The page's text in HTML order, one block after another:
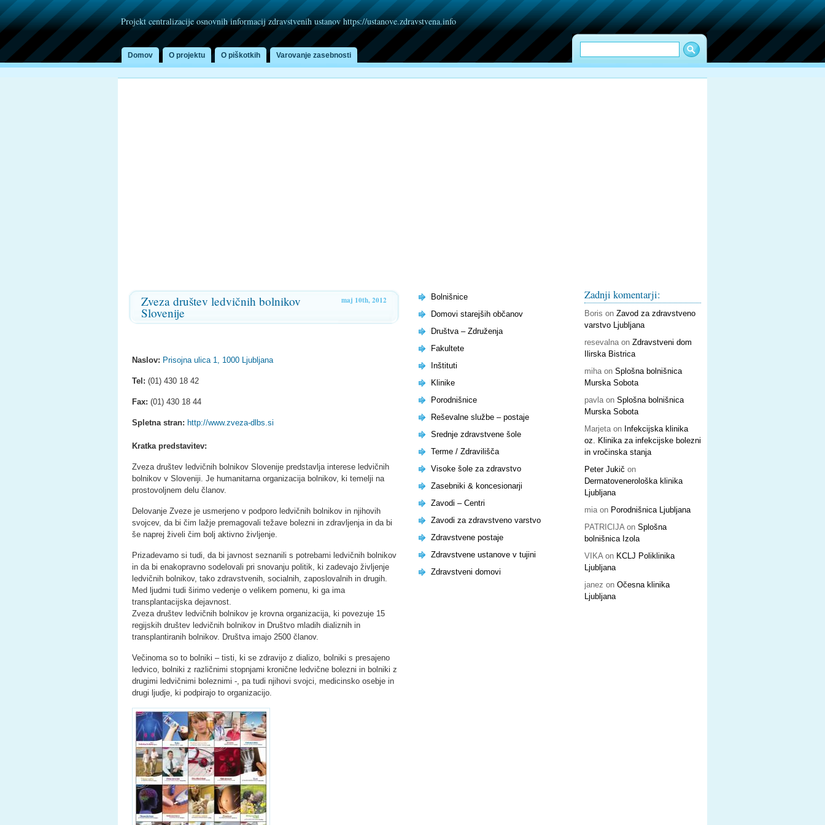
Projekt centralizacije osnovnih informacij zdravstvenih ustanov https://ustanove.zdravstvena.info
Domov O projektu O piškotkih Varovanje zasebnosti
maj 10th, 2012
Zveza društev ledvičnih bolnikov
Slovenije
Naslov: Prisojna ulica 1, 1000 Ljubljana
Tel: (01) 430 18 42
Fax: (01) 430 18 44
Spletna stran: http://www.zveza-dlbs.si
Kratka predstavitev:
Zveza društev ledvičnih bolnikov Slovenije predstavlja interese ledvičnih
bolnikov v Sloveniji. Je humanitarna organizacija bolnikov, ki temelji na
prostovoljnem delu članov.
Delovanje Zveze je usmerjeno v podporo ledvičnih bolnikov in njihovih
svojcev, da bi čim lažje premagovali težave bolezni in zdravljenja in da bi
še naprej živeli čim bolj aktivno življenje.
Prizadevamo si tudi, da bi javnost seznanili s potrebami ledvičnih bolnikov
in da bi enakopravno sodelovali pri snovanju politik, ki zadevajo življenje
ledvičnih bolnikov, tako zdravstvenih, socialnih, zaposlovalnih in drugih.
Med ljudmi tudi širimo vedenje o velikem pomenu, ki ga ima
transplantacijska dejavnost.
Zveza društev ledvičnih bolnikov je krovna organizacija, ki povezuje 15
regijskih društev ledvičnih bolnikov in Društvo mladih dializnih in
transplantiranih bolnikov. Društva imajo 2500 članov.
Večinoma so to bolniki – tisti, ki se zdravijo z dializo, bolniki s presajeno
ledvico, bolniki z različnimi stopnjami kronične ledvične bolezni in bolniki z
drugimi ledvičnimi boleznimi -, pa tudi njihovi svojci, medicinsko osebje in
drugi ljudje, ki podpirajo to organizacijo.
Zadnji komentarji:
Boris on Zavod za zdravstveno
varstvo Ljubljana
resevalnaon Zdravstveni dom
Ilirska Bistrica
mihaon Splošna bolnišnica
Murska Sobota
pavlaon Splošna bolnišnica
Murska Sobota
Marjetaon Infekcijska klinika
oz. Klinika za infekcijske bolezni
in vročinska stanja
Peter Jukič on
Dermatovenerološka klinika
Ljubljana
miaon Porodnišnica Ljubljana
PATRICIJAon Splošna
bolnišnica Izola
VIKAon KCLJ Poliklinika
Ljubljana
janez on Očesna klinika
Ljubljana
Bolnišnice
Domovi starejših občanov
Društva – Združenja
Fakultete
Inštituti
Klinike
Porodnišnice
Reševalne službe – postaje
Srednje zdravstvene šole
Terme / Zdravilišča
Visoke šole za zdravstvo
Zasebniki & koncesionarji
Zavodi – Centri
Zavodi za zdravstveno varstvo
Zdravstvene postaje
Zdravstvene ustanove v tujini
Zdravstveni domovi